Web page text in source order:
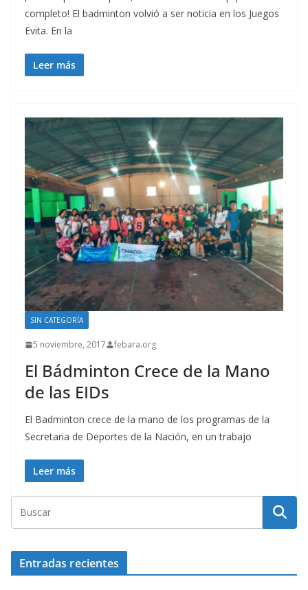
completo! El badminton volvió a ser noticia en los Juegos
Evita. En la
Leer más
SIN CATEGORÍA
5 noviembre, 2017 febara.org
El Bádminton Crece de la Mano
de las EIDs
El Badminton crece de la mano de los programas de la
Secretaria de Deportes de la Nación, en un trabajo
Leer más
Entradas recientes